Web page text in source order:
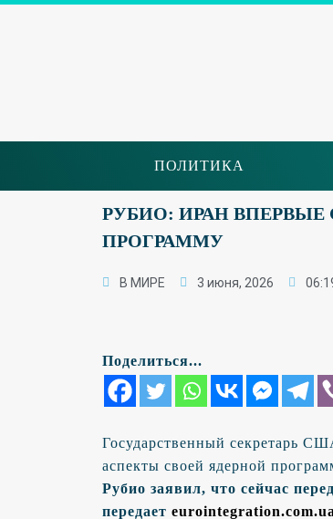
ПОЛИТИКА
РУБИО: ИРАН
ПРОГРАММУ
В МИРЕ 3 июня, 2026
Поделиться...
Государственный секретарь
аспекты своей ядерной
Рубио заявил, что сейчас
передает eurointegration.com.ua